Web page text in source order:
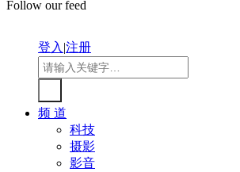
Follow our feed
登入|注册
频 道
科技
摄影
影音